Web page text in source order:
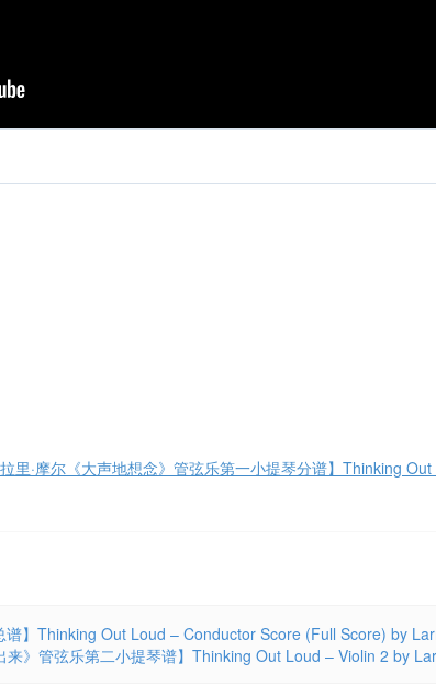
拉里·摩尔《大声地想念》管弦乐第一小提琴分谱】Thinking
谱】Thinking Out Loud – Conductor Score (Full Score) by
来》管弦乐第二小提琴谱】Thinking Out Loud – Violin 2 by